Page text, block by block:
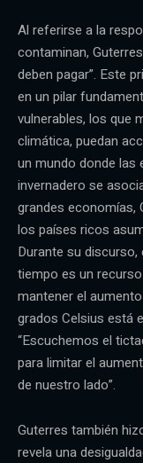
Al referirse a la
contaminan,
deben pagar”. Este
en un pilar
vulnerables, los que
climática, puedan
un mundo donde
invernadero se
grandes economías,
los países ricos
Durante su
tiempo es un
mantener el
grados Celsius está
“Escuchemos el
para limitar el
de nuestro lado”.
Guterres también
revela una